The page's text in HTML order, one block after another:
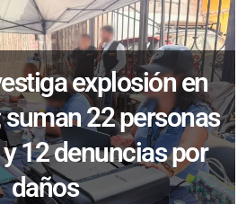
explosión en
suman 22 personas
12 denuncias por
daños